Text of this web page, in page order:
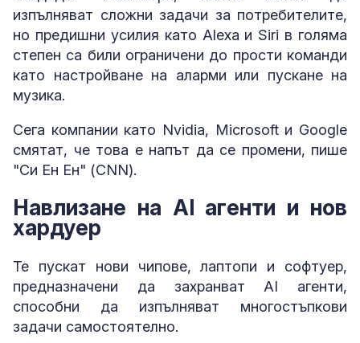
изпълняват сложни задачи за потребителите,
но предишни усилия като Alexa и Siri в голяма
степен са били ограничени до прости команди
като настройване на аларми или пускане на
музика.
Сега компании като Nvidia, Microsoft и Google
смятат, че това е напът да се промени, пише
"Си Ен Ен" (CNN).
Навлизане на AI агенти и нов
хардуер
Те пускат нови чипове, лаптопи и софтуер,
предназначени да захранват AI агенти,
способни да изпълняват многостъпкови
задачи самостоятелно.